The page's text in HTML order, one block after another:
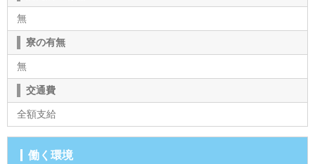
無
寮の有無
無
交通費
全額支給
働く環境